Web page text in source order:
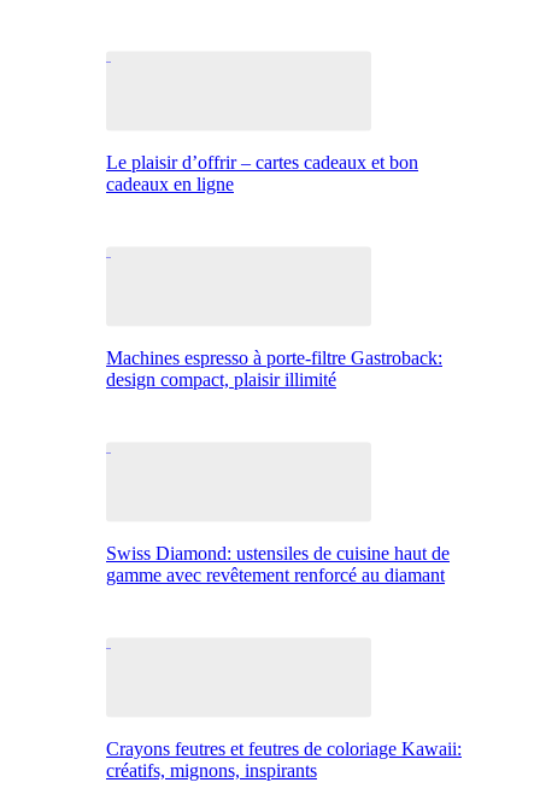
Le plaisir d’offrir – cartes cadeaux et bon
cadeaux en ligne
Machines espresso à porte-filtre Gastroback:
design compact, plaisir illimité
Swiss Diamond: ustensiles de cuisine haut de
gamme avec revêtement renforcé au diamant
Crayons feutres et feutres de coloriage Kawaii:
créatifs, mignons, inspirants